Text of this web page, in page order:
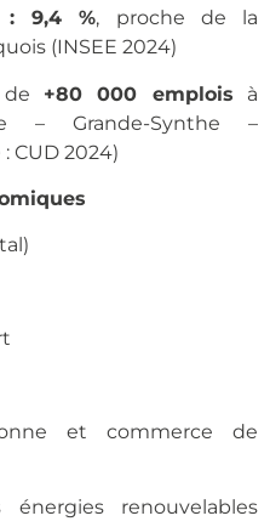
: 9,4 %, proche de la
(INSEE 2024)
de +80 000 emplois à
– Grande-Synthe –
CUD 2024)
et commerce de
énergies renouvelables